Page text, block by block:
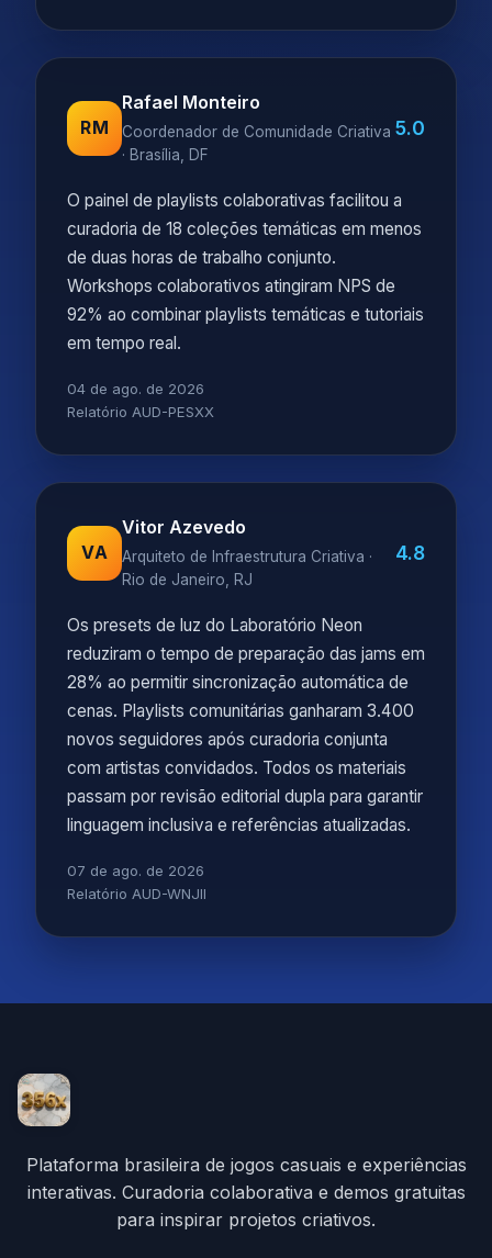
RM
Rafael Monteiro
Coordenador de Comunidade Criativa
· Brasília, DF
5.0
O painel de playlists colaborativas facilitou a
curadoria de 18 coleções temáticas em menos
de duas horas de trabalho conjunto.
Workshops colaborativos atingiram NPS de
92% ao combinar playlists temáticas e tutoriais
em tempo real.
04 de ago. de 2026
Relatório AUD-PESXX
VA
Vitor Azevedo
Arquiteto de Infraestrutura Criativa ·
Rio de Janeiro, RJ
4.8
Os presets de luz do Laboratório Neon
reduziram o tempo de preparação das jams em
28% ao permitir sincronização automática de
cenas. Playlists comunitárias ganharam 3.400
novos seguidores após curadoria conjunta
com artistas convidados. Todos os materiais
passam por revisão editorial dupla para garantir
linguagem inclusiva e referências atualizadas.
07 de ago. de 2026
Relatório AUD-WNJII
Plataforma brasileira de jogos casuais e experiências
interativas. Curadoria colaborativa e demos gratuitas
para inspirar projetos criativos.